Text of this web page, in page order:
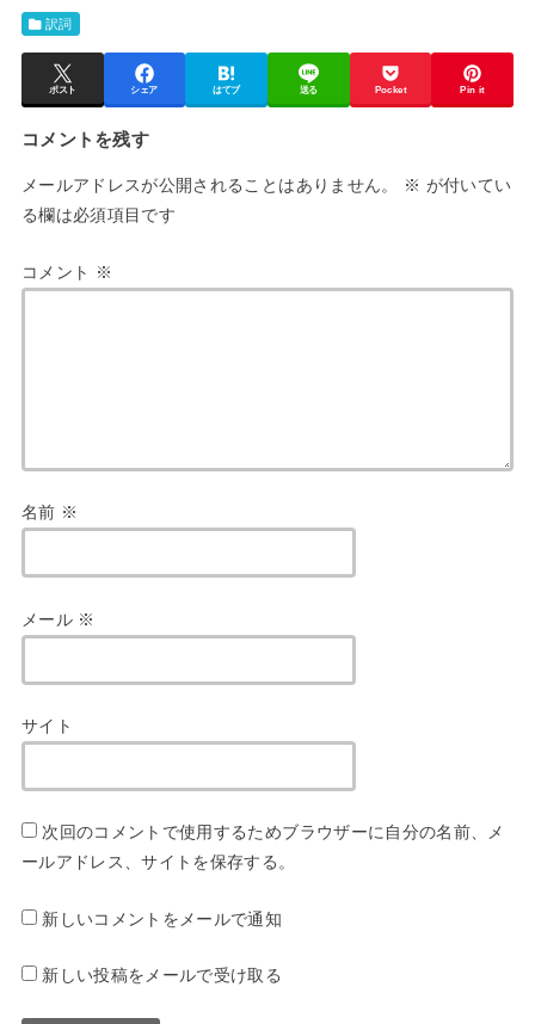
訳詞
ポスト シェア はてブ 送る Pocket Pin it
コメントを残す
メールアドレスが公開されることはありません。 ※ が付いてい
る欄は必須項目です
コメント ※
名前 ※
メール ※
サイト
次回のコメントで使用するためブラウザーに自分の名前、メ
ールアドレス、サイトを保存する。
新しいコメントをメールで通知
新しい投稿をメールで受け取る